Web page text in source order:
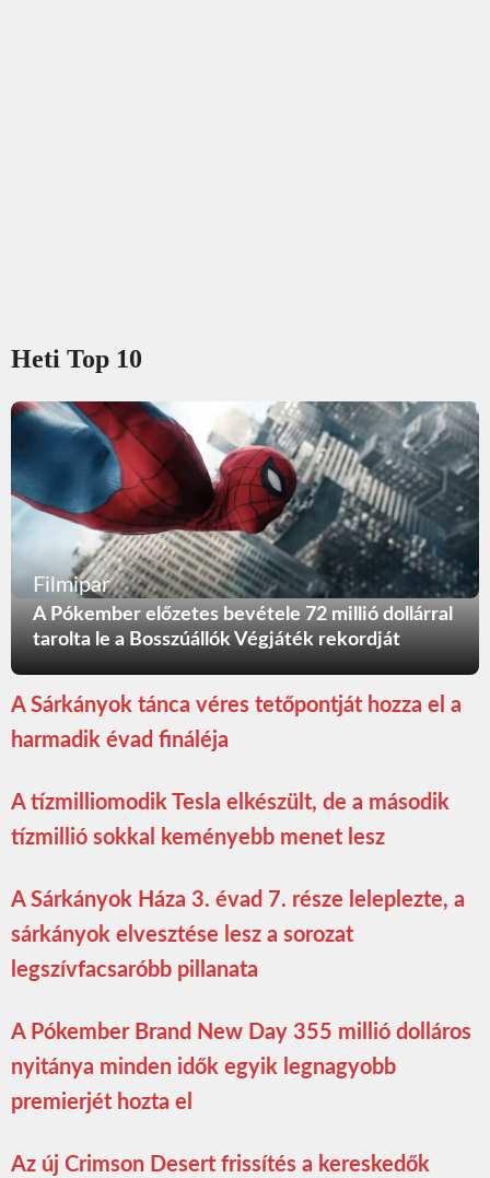
Heti Top 10
Filmipar
A Pókember előzetes bevétele 72 millió dollárral
tarolta le a Bosszúállók Végjáték rekordját
A Sárkányok tánca véres tetőpontját hozza el a
harmadik évad fináléja
A tízmilliomodik Tesla elkészült, de a második
tízmillió sokkal keményebb menet lesz
A Sárkányok Háza 3. évad 7. része leleplezte, a
sárkányok elvesztése lesz a sorozat
legszívfacsaróbb pillanata
A Pókember Brand New Day 355 millió dolláros
nyitánya minden idők egyik legnagyobb
premierjét hozta el
Az új Crimson Desert frissítés a kereskedők